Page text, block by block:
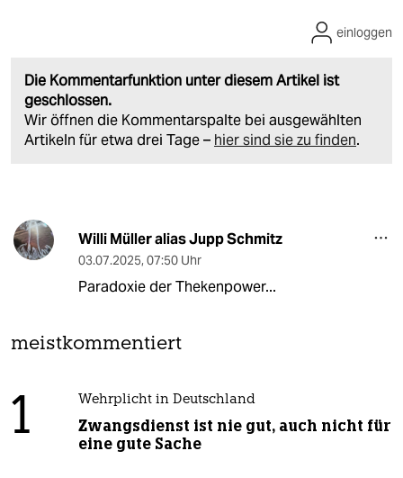
Die Kommentarfunktion unter diesem Artikel ist
geschlossen.
Wir öffnen die Kommentarspalte bei ausgewählten
Artikeln für etwa drei Tage – hier sind sie zu finden.
einloggen
Willi Müller alias Jupp Schmitz
03.07.2025, 07:50 Uhr
Paradoxie der Thekenpower...
meistkommentiert
1 Wehrplicht in Deutschland
Zwangsdienst ist nie gut, auch nicht für
eine gute Sache